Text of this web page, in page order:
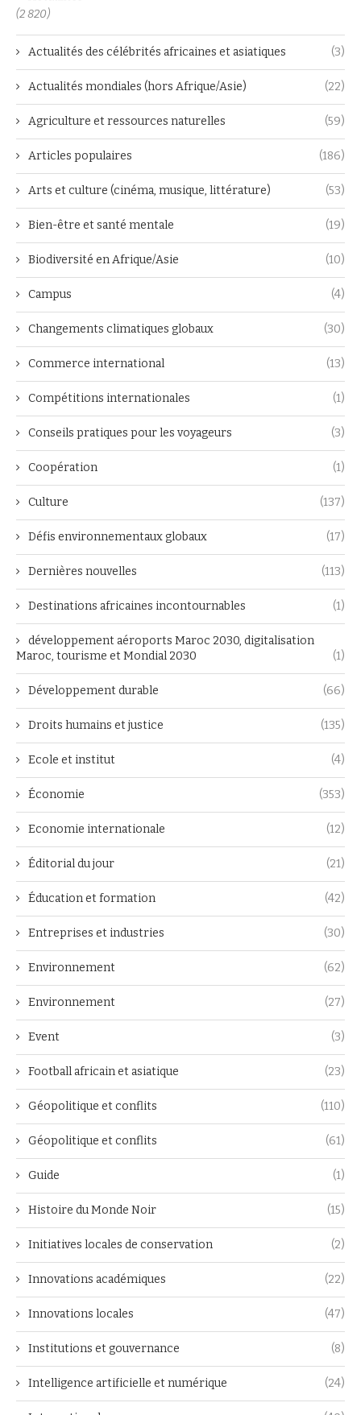
(2 820)
Actualités des célébrités africaines et asiatiques (3)
Actualités mondiales (hors Afrique/Asie) (22)
Agriculture et ressources naturelles (59)
Articles populaires (186)
Arts et culture (cinéma, musique, littérature) (53)
Bien-être et santé mentale (19)
Biodiversité en Afrique/Asie (10)
Campus (4)
Changements climatiques globaux (30)
Commerce international (13)
Compétitions internationales (1)
Conseils pratiques pour les voyageurs (3)
Coopération (1)
Culture (137)
Défis environnementaux globaux (17)
Dernières nouvelles (113)
Destinations africaines incontournables (1)
développement aéroports Maroc 2030, digitalisation
Maroc, tourisme et Mondial 2030
(1)
Développement durable (66)
Droits humains et justice (135)
Ecole et institut (4)
Économie (353)
Economie internationale (12)
Éditorial du jour (21)
Éducation et formation (42)
Entreprises et industries (30)
Environnement (62)
Environnement (27)
Event (3)
Football africain et asiatique (23)
Géopolitique et conflits (110)
Géopolitique et conflits (61)
Guide (1)
Histoire du Monde Noir (15)
Initiatives locales de conservation (2)
Innovations académiques (22)
Innovations locales (47)
Institutions et gouvernance (8)
Intelligence artificielle et numérique (24)